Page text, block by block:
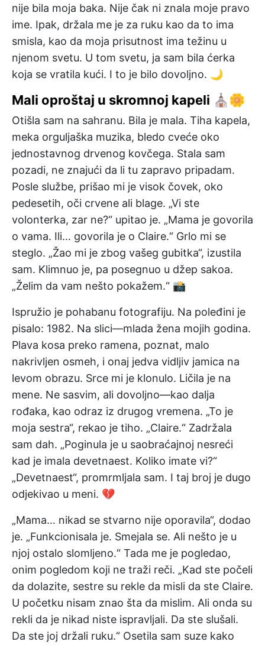
nije bila moja baka. Nije čak ni znala moje pravo
ime. Ipak, držala me je za ruku kao da to ima
smisla, kao da moja prisutnost ima težinu u
njenom svetu. U tom svetu, ja sam bila ćerka
koja se vratila kući. I to je bilo dovoljno. 🌙
Mali oproštaj u skromnoj kapeli ⛪🌼
Otišla sam na sahranu. Bila je mala. Tiha kapela,
meka orguljaška muzika, bledo cveće oko
jednostavnog drvenog kovčega. Stala sam
pozadi, ne znajući da li tu zapravo pripadam.
Posle službe, prišao mi je visok čovek, oko
pedesetih, oči crvene ali blage. „Vi ste
volonterka, zar ne?“ upitao je. „Mama je govorila
o vama. Ili… govorila je o Claire.“ Grlo mi se
steglo. „Žao mi je zbog vašeg gubitka“, izustila
sam. Klimnuo je, pa posegnuo u džep sakoa.
„Želim da vam nešto pokažem.“ 📸
Ispružio je pohabanu fotografiju. Na poleđini je
pisalo: 1982. Na slici—mlada žena mojih godina.
Plava kosa preko ramena, poznat, malo
nakrivljen osmeh, i onaj jedva vidljiv jamica na
levom obrazu. Srce mi je klonulo. Ličila je na
mene. Ne sasvim, ali dovoljno—kao dalja
rođaka, kao odraz iz drugog vremena. „To je
moja sestra“, rekao je tiho. „Claire.“ Zadržala
sam dah. „Poginula je u saobraćajnoj nesreći
kad je imala devetnaest. Koliko imate vi?“
„Devetnaest“, promrmljala sam. I taj broj je dugo
odjekivao u meni. 💔
„Mama… nikad se stvarno nije oporavila“, dodao
je. „Funkcionisala je. Smejala se. Ali nešto je u
njoj ostalo slomljeno.“ Tada me je pogledao,
onim pogledom koji ne traži reči. „Kad ste počeli
da dolazite, sestre su rekle da misli da ste Claire.
U početku nisam znao šta da mislim. Ali onda su
rekli da je nikad niste ispravljali. Da ste slušali.
Da ste joj držali ruku.“ Osetila sam suze kako